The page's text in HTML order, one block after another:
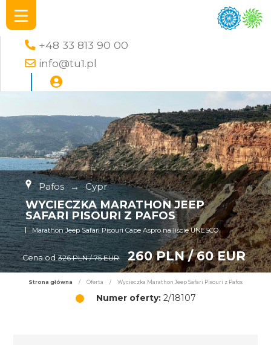
+48 33 813 90 00
info@tu1.pl
Pafos → Cypr
WYCIECZKA MARATHON JEEP
SAFARI PISOURI Z PAFOS
Marathon Jeep Safari Pisouri Cape Aspro na liście UNESCO
Cena od 326 PLN / 75 EUR 260 PLN / 60 EUR
Strona główna / Oferta / Wycieczka Marathon Jeep Safari Pisouri z Pafos
Numer oferty:2/18107